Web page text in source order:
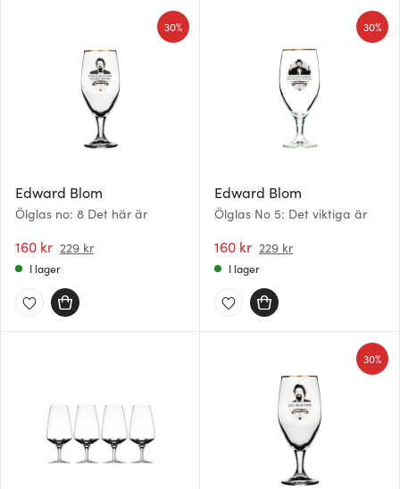
Edward Blom
Ölglas no: 8 Det här är
160 kr 229 kr
30%
I lager
Edward Blom
Ölglas No 5: Det viktiga är
160 kr 229 kr
30%
I lager
30%